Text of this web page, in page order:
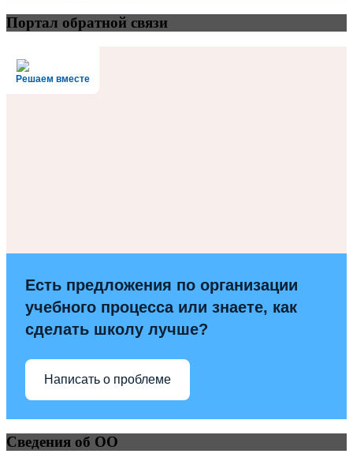
Портал обратной связи
Решаем вместе
Есть предложения по организации
учебного процесса или знаете, как
сделать школу лучше?
Написать о проблеме
Сведения об ОО